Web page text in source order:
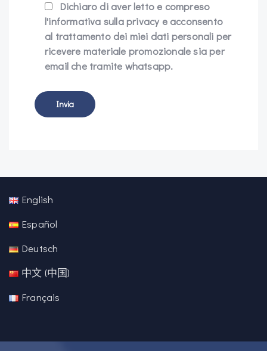
Dichiaro di aver letto e compreso
l'informativa sulla privacy e acconsento
al trattamento dei miei dati personali per
ricevere materiale promozionale sia per
email che tramite whatsapp.
English
Español
Deutsch
中文 (中国)
Français